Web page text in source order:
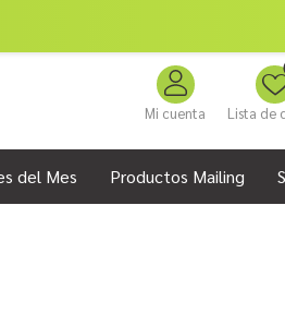
Mi cuenta Lista de
del Mes Productos Mailing